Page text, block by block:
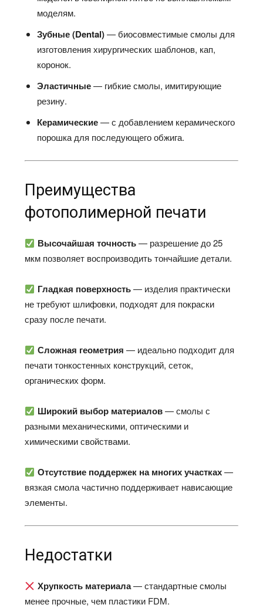
моделям.​
Зубные (Dental)— биосовместимые смолы для
изготовления хирургических шаблонов, кап,
коронок.​
Эластичные— гибкие смолы, имитирующие
резину.​
Керамические— с добавлением керамического
порошка для последующего обжига.​
Преимущества
фотополимерной печати
Высочайшая точность— разрешение до 25
мкм позволяет воспроизводить тончайшие детали.​
Гладкая поверхность— изделия практически
не требуют шлифовки, подходят для покраски
сразу после печати.​
Сложная геометрия — идеально подходит для
печати тонкостенных конструкций, сеток,
органических форм.​
Широкий выбор материалов— смолы с
разными механическими, оптическими и
химическими свойствами.​
Отсутствие поддержек на многих участках—
вязкая смола частично поддерживает нависающие
элементы.​
Недостатки
Хрупкость материала— стандартные смолы
менее прочные, чем пластики FDM.​